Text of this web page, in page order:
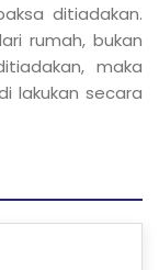
ditiadakan.
rumah, bukan
maka
lakukan secara